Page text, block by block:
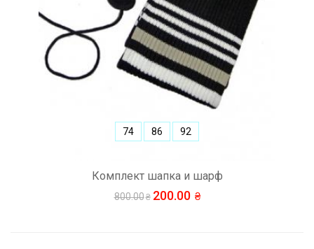
Комплект шапка и шарф
800.00 200.00
74 86 92